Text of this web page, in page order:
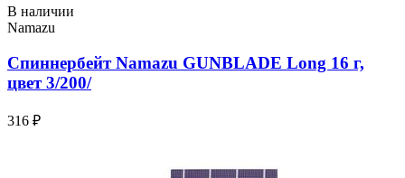
В наличии
Namazu
Спиннербейт Namazu GUNBLADE Long 16 г,
цвет 3/200/
316 ₽